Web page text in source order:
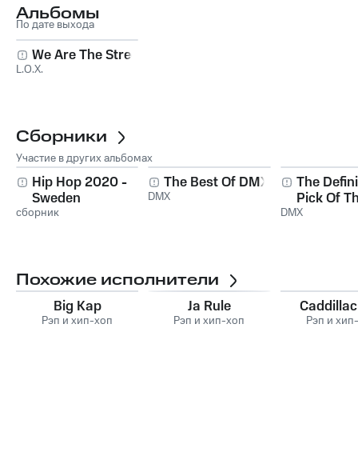
Альбомы
По дате выхода
We Are The Streets
L.O.X.
Сборники
Участие в других альбомах
Hip Hop 2020 -
Sweden
сборник
The Best Of DMX
DMX
The
Pick Of
DMX
Похожие исполнители
Big Kap
Рэп и хип-хоп
Ja Rule
Рэп и хип-хоп Рэп и